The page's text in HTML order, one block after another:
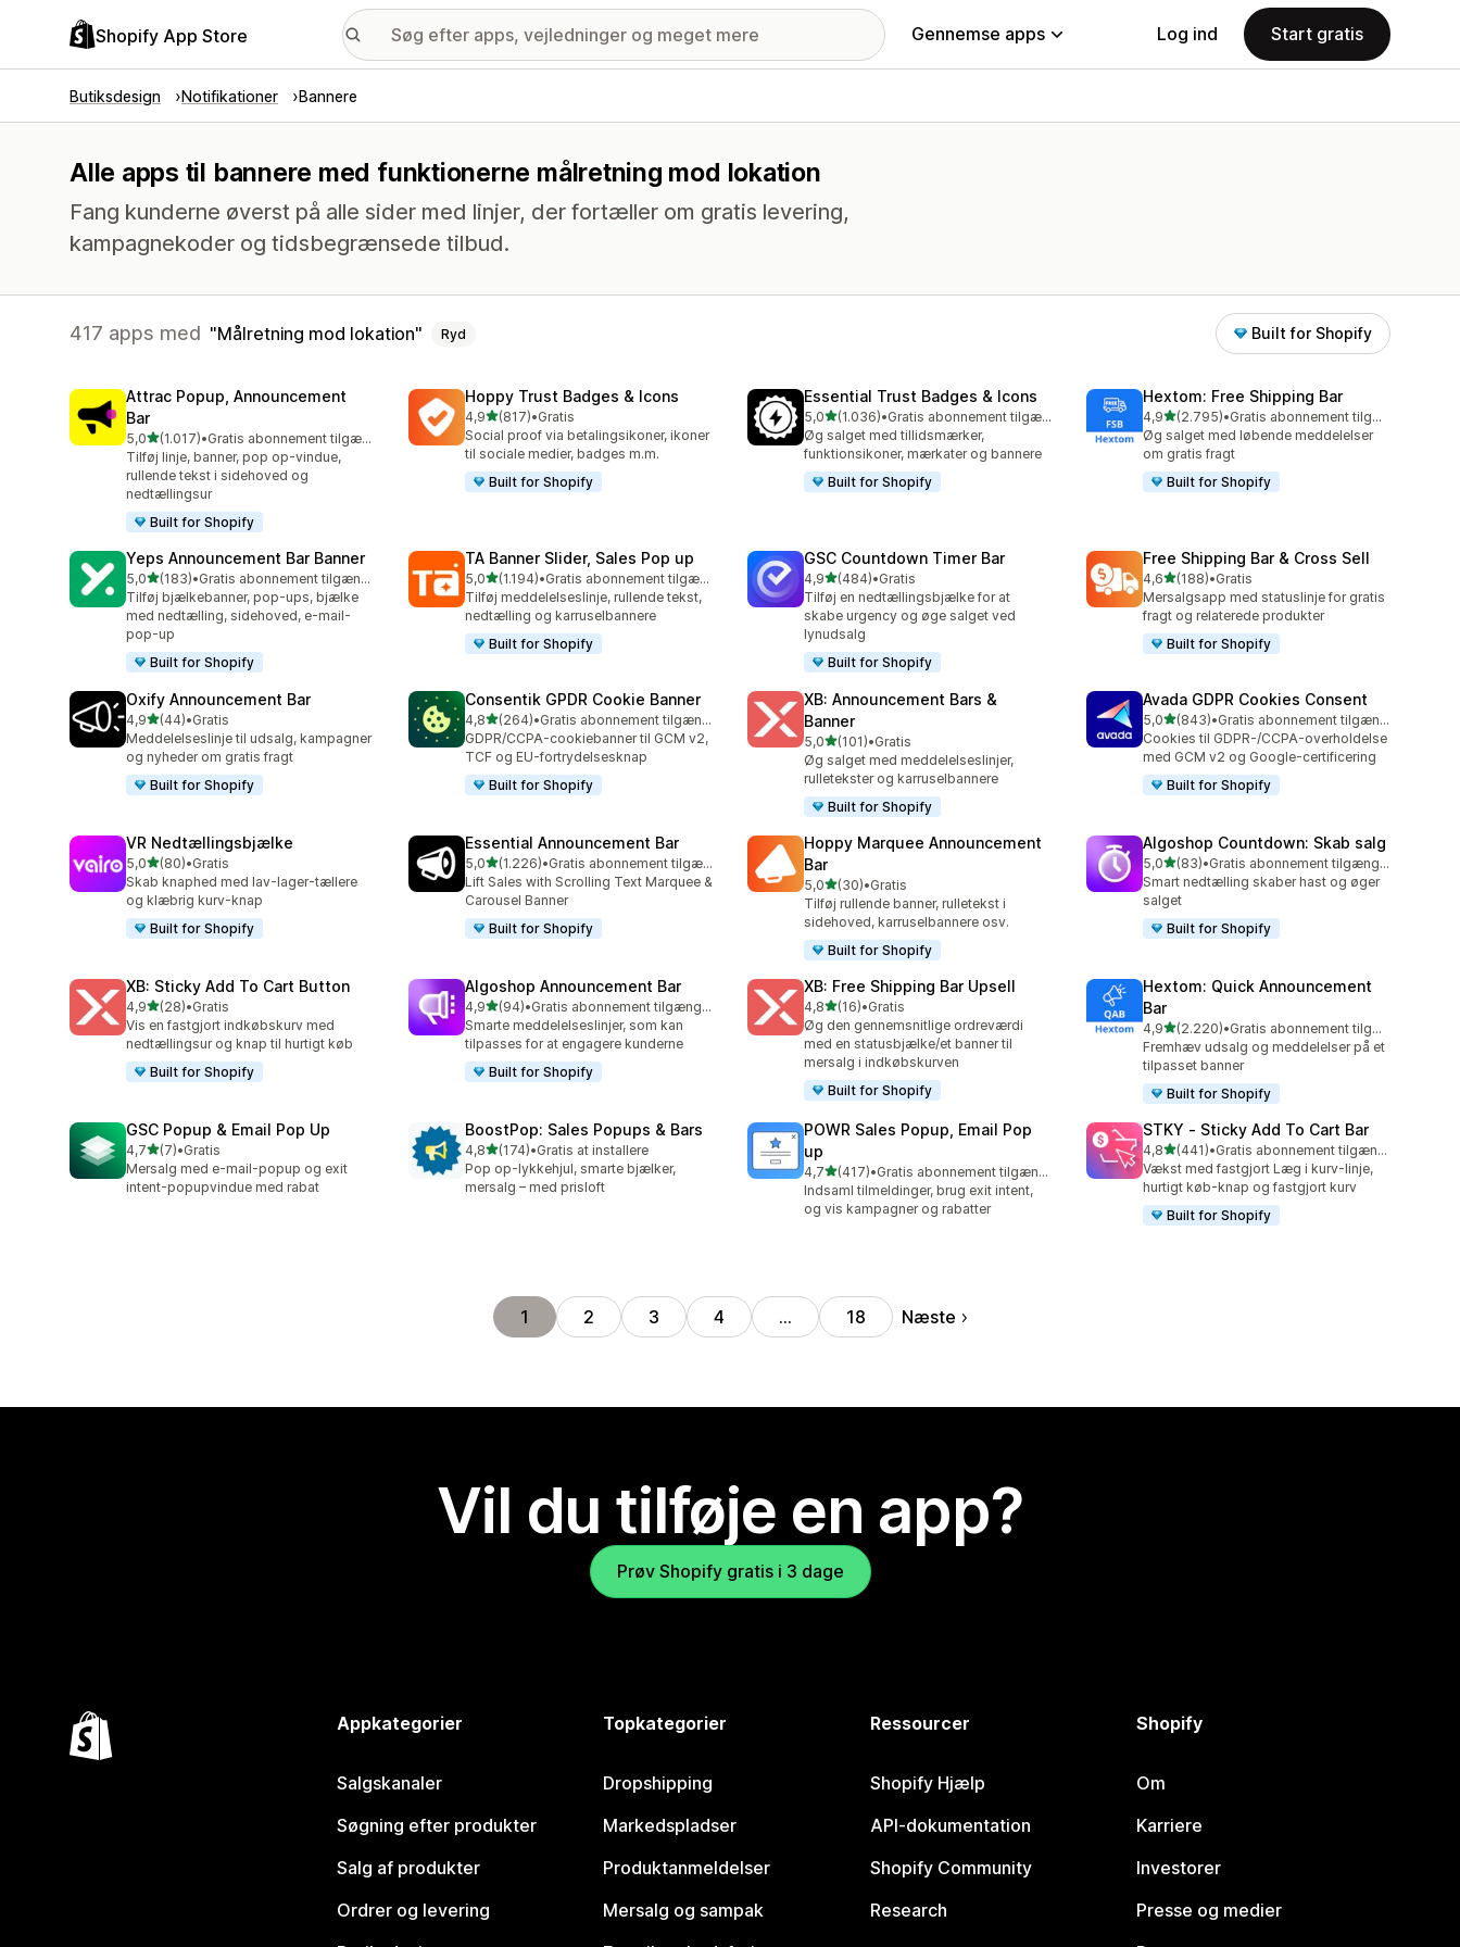
Shopify App Store Gennemse apps Log ind Start gratis
Butiksdesign Notifikationer Bannere
Alle apps til bannere med funktionerne målretning mod lokation
Fang kunderne øverst på alle sider med linjer, der fortæller om gratis levering,
kampagnekoder og tidsbegrænsede tilbud.
417 apps med Målretning mod lokation Ryd Built for Shopify
Attrac Popup, Announcement
Bar
5,0ud af 5 stjerner
(1.017)
1017 anmeldelser i alt
•
Gratis abonnement tilgængeligt
Tilføj linje, banner, pop op-vindue,
rullende tekst i sidehoved og
nedtællingsur
Built for Shopify
Hoppy Trust Badges & Icons
4,9ud af 5 stjerner
(817)
817 anmeldelser i alt
•Gratis
Social proof via betalingsikoner, ikoner
til sociale medier, badges m.m.
Built for Shopify
Essential Trust Badges & Icons
5,0ud af 5 stjerner
(1.036)
1036 anmeldelser i alt
•
Gratis abonnement tilgængeligt
Øg salget med tillidsmærker,
funktionsikoner, mærkater og bannere
Built for Shopify
Hextom: Free Shipping Bar
4,9ud af 5 stjerner
(2.795)
2795 anmeldelser i alt
•
Gratis abonnement tilgængeligt
Øg salget med løbende meddelelser
om gratis fragt
Built for Shopify
Yeps Announcement Bar Banner
5,0ud af 5 stjerner
(183)
183 anmeldelser i alt
•
Gratis abonnement tilgængeligt
Tilføj bjælkebanner, pop-ups, bjælke
med nedtælling, sidehoved, e-mail-
pop-up
Built for Shopify
TA Banner Slider, Sales Pop up
5,0ud af 5 stjerner
(1.194)
1194 anmeldelser i alt
•
Gratis abonnement tilgængeligt
Tilføj meddelelseslinje, rullende tekst,
nedtælling og karruselbannere
Built for Shopify
GSC Countdown Timer Bar
4,9ud af 5 stjerner
(484)
484 anmeldelser i alt
•Gratis
Tilføj en nedtællingsbjælke for at
skabe urgency og øge salget ved
lynudsalg
Built for Shopify
Free Shipping Bar & Cross Sell
4,6ud af 5 stjerner
(188)
188 anmeldelser i alt
•Gratis
Mersalgsapp med statuslinje for gratis
fragt og relaterede produkter
Built for Shopify
Oxify Announcement Bar
4,9ud af 5 stjerner
(44)
44 anmeldelser i alt
•Gratis
Meddelelseslinje til udsalg, kampagner
og nyheder om gratis fragt
Built for Shopify
Consentik GPDR Cookie Banner
4,8ud af 5 stjerner
(264)
264 anmeldelser i alt
•
Gratis abonnement tilgængeligt
GDPR/CCPA-cookiebanner til GCM v2,
TCF og EU-fortrydelsesknap
Built for Shopify
XB: Announcement Bars &
Banner
5,0ud af 5 stjerner
(101)
101 anmeldelser i alt
•Gratis
Øg salget med meddelelseslinjer,
rulletekster og karruselbannere
Built for Shopify
Avada GDPR Cookies Consent
5,0ud af 5 stjerner
(843)
843 anmeldelser i alt
•
Gratis abonnement tilgængeligt
Cookies til GDPR-/CCPA-overholdelse
med GCM v2 og Google-certificering
Built for Shopify
VR Nedtællingsbjælke
5,0ud af 5 stjerner
(80)
80 anmeldelser i alt
•Gratis
Skab knaphed med lav-lager-tællere
og klæbrig kurv-knap
Built for Shopify
Essential Announcement Bar
5,0ud af 5 stjerner
(1.226)
1226 anmeldelser i alt
•
Gratis abonnement tilgængeligt
Lift Sales with Scrolling Text Marquee &
Carousel Banner
Built for Shopify
Hoppy Marquee Announcement
Bar
5,0ud af 5 stjerner
(30)
30 anmeldelser i alt
•Gratis
Tilføj rullende banner, rulletekst i
sidehoved, karruselbannere osv.
Built for Shopify
Algoshop Countdown: Skab salg
5,0ud af 5 stjerner
(83)
83 anmeldelser i alt
•
Gratis abonnement tilgængeligt
Smart nedtælling skaber hast og øger
salget
Built for Shopify
XB: Sticky Add To Cart Button
4,9ud af 5 stjerner
(28)
28 anmeldelser i alt
•Gratis
Vis en fastgjort indkøbskurv med
nedtællingsur og knap til hurtigt køb
Built for Shopify
Algoshop Announcement Bar
4,9ud af 5 stjerner
(94)
94 anmeldelser i alt
•
Gratis abonnement tilgængeligt
Smarte meddelelseslinjer, som kan
tilpasses for at engagere kunderne
Built for Shopify
XB: Free Shipping Bar Upsell
4,8ud af 5 stjerner
(16)
16 anmeldelser i alt
•Gratis
Øg den gennemsnitlige ordreværdi
med en statusbjælke/et banner til
mersalg i indkøbskurven
Built for Shopify
Hextom: Quick Announcement
Bar
4,9ud af 5 stjerner
(2.220)
2220 anmeldelser i alt
•
Gratis abonnement tilgængeligt
Fremhæv udsalg og meddelelser på et
tilpasset banner
Built for Shopify
GSC Popup & Email Pop Up
4,7ud af 5 stjerner
(7)
7 anmeldelser i alt
•Gratis
Mersalg med e-mail-popup og exit
intent-popupvindue med rabat
BoostPop: Sales Popups & Bars
4,8ud af 5 stjerner
(174)
174 anmeldelser i alt
•Gratis at installere
Pop op-lykkehjul, smarte bjælker,
mersalg – med prisloft
POWR Sales Popup, Email Pop
up
4,7ud af 5 stjerner
(417)
417 anmeldelser i alt
•
Gratis abonnement tilgængeligt
Indsaml tilmeldinger, brug exit intent,
og vis kampagner og rabatter
STKY ‑ Sticky Add To Cart Bar
4,8ud af 5 stjerner
(441)
441 anmeldelser i alt
•
Gratis abonnement tilgængeligt
Vækst med fastgjort Læg i kurv-linje,
hurtigt køb-knap og fastgjort kurv
Built for Shopify
1 2 3 4 … 18 Næste
Vil du tilføje en app?
Prøv Shopify gratis i 3 dage
Appkategorier
Salgskanaler
Søgning efter produkter
Salg af produkter
Ordrer og levering
Topkategorier
Dropshipping
Markedspladser
Produktanmeldelser
Mersalg og sampak
Ressourcer
Shopify Hjælp
API-dokumentation
Shopify Community
Research
Shopify
Om
Karriere
Investorer
Presse og medier